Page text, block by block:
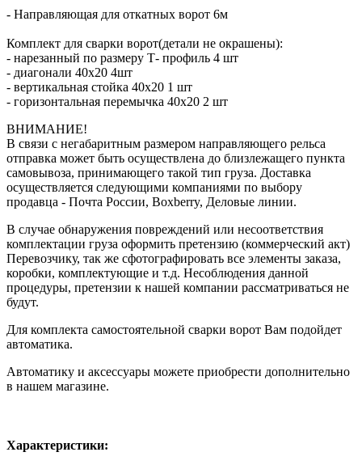
- Направляющая для откатных ворот 6м
Комплект для сварки ворот(детали не окрашены):
- нарезанный по размеру Т- профиль 4 шт
- диагонали 40х20 4шт
- вертикальная стойка 40х20 1 шт
- горизонтальная перемычка 40х20 2 шт
ВНИМАНИЕ!
В связи с негабаритным размером направляющего рельса
отправка может быть осуществлена до близлежащего пункта
самовывоза, принимающего такой тип груза. Доставка
осуществляется следующими компаниями по выбору
продавца - Почта России, Boxberry, Деловые линии.
В случае обнаружения повреждений или несоответствия
комплектации груза оформить претензию (коммерческий акт)
Перевозчику, так же сфотографировать все элементы заказа,
коробки, комплектующие и т.д. Несоблюдения данной
процедуры, претензии к нашей компании рассматриваться не
будут.
Для комплекта самостоятельной сварки ворот Вам подойдет
автоматика.
Автоматику и аксессуары можете приобрести дополнительно
в нашем магазине.
Характеристики: